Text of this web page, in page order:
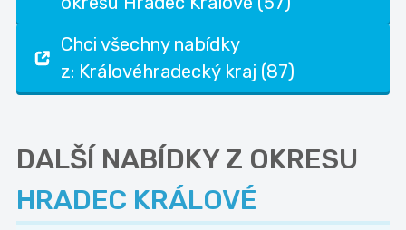
Chci všechny nabídky
z: Královéhradecký kraj (87)
DALŠÍ NABÍDKY Z OKRESU
HRADEC KRÁLOVÉ